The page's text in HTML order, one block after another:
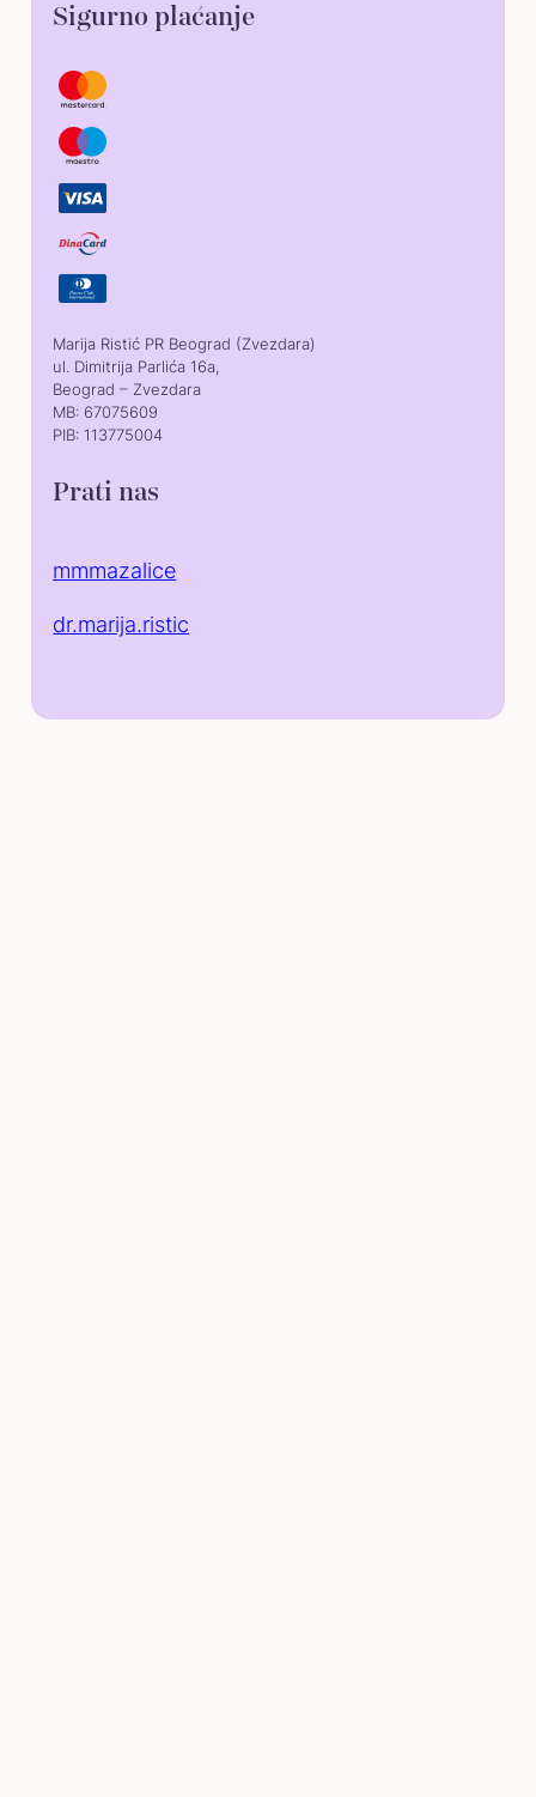
Sigurno plaćanje
Marija Ristić PR Beograd (Zvezdara)
ul. Dimitrija Parlića 16a,
Beograd – Zvezdara
MB: 67075609
PIB: 113775004
Prati nas
mmmazalice
dr.marija.ristic